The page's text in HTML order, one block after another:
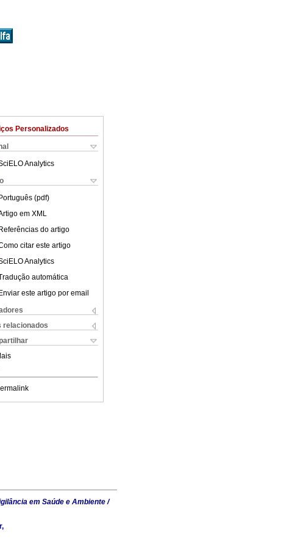
Personalizados
Analytics
(pdf)
em XML
do artigo
citar este artigo
Analytics
automática
este artigo por email
relacionados
em Saúde e Ambiente /